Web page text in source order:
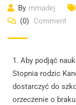
By mmadej
(0) Comment
1. Aby podjąć
Stopnia rodzic
dostarczyć do
orzeczenie o